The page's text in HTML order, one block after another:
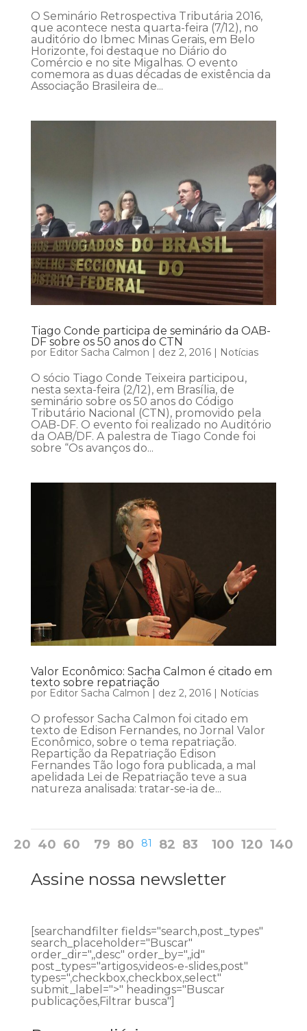
O Seminário Retrospectiva Tributária 2016,
que acontece nesta quarta-feira (7/12), no
auditório do Ibmec Minas Gerais, em Belo
Horizonte, foi destaque no Diário do
Comércio e no site Migalhas. O evento
comemora as duas décadas de existência da
Associação Brasileira de...
Tiago Conde participa de seminário da OAB-
DF sobre os 50 anos do CTN
por Editor Sacha Calmon | dez 2, 2016| Notícias
O sócio Tiago Conde Teixeira participou,
nesta sexta-feira (2/12), em Brasília, de
seminário sobre os 50 anos do Código
Tributário Nacional (CTN), promovido pela
OAB-DF. O evento foi realizado no Auditório
da OAB/DF. A palestra de Tiago Conde foi
sobre “Os avanços do...
Valor Econômico: Sacha Calmon é citado em
texto sobre repatriação
por Editor Sacha Calmon dez 2, 2016| Notícias
O professor Sacha Calmon foi citado em
texto de Edison Fernandes, no Jornal Valor
Econômico, sobre o tema repatriação.
Repartição da Repatriação Edison
Fernandes Tão logo fora publicada, a mal
apelidada Lei de Repatriação teve a sua
natureza analisada: tratar-se-ia de...
20 40 60 79 80 81 82 83 100 120 140
Assine nossa newsletter
[searchandfilter fields="search,post_types"
search_placeholder="Buscar"
order_dir=",,desc" order_by=",,id"
post_types="artigos,videos-e-slides,post"
types=",checkbox,checkbox,select"
submit_label=">" headings="Buscar
publicações,Filtrar busca"]